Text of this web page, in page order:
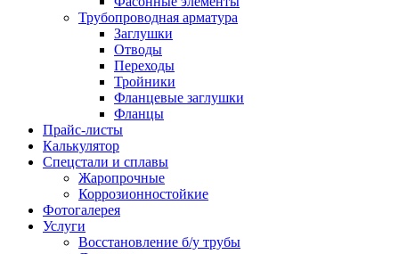
Трубопроводная арматура
Заглушки
Отводы
Переходы
Тройники
Фланцевые заглушки
Фланцы
Прайс-листы
Калькулятор
Спецстали и сплавы
Жаропрочные
Коррозионностойкие
Фотогалерея
Услуги
Восстановление б/у трубы